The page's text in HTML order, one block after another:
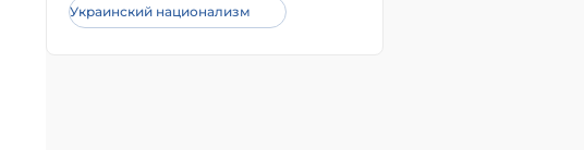
Украинский национализм